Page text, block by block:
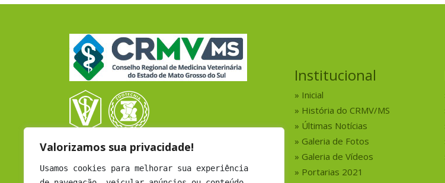
Valorizamos sua privacidade!
Usamos cookies para melhorar sua experiência
CRMV - CAMPO GRANDE
Rua Coronel Cacildo Arantes, 433
Institucional
Inicial
História do CRMV/MS
Últimas Notícias
Galeria de Fotos
Galeria de Vídeos
Portarias 2021